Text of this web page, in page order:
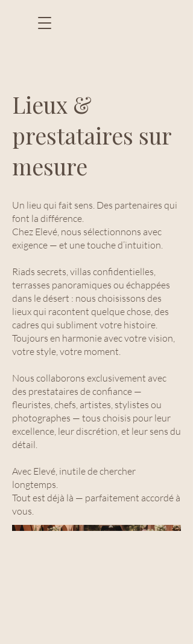
Lieux &
prestataires sur
mesure
Un lieu qui fait sens. Des partenaires qui
font la différence.
Chez Elevé, nous sélectionnons avec
exigence — et une touche d’intuition.
Riads secrets, villas confidentielles,
terrasses panoramiques ou échappées
dans le désert : nous choisissons des
lieux qui racontent quelque chose, des
cadres qui subliment votre histoire.
Toujours en harmonie avec votre vision,
votre style, votre moment.
Nous collaborons exclusivement avec
des prestataires de confiance —
fleuristes, chefs, artistes, stylistes ou
photographes — tous choisis pour leur
excellence, leur discrétion, et leur sens du
détail.
Avec Elevé, inutile de chercher
longtemps.
Tout est déjà là — parfaitement accordé à
vous.